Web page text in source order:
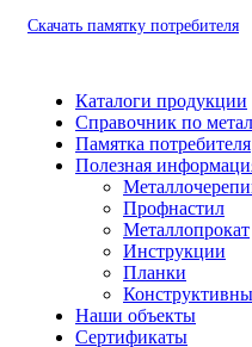
Скачать памятку потребителя
Каталоги продукции
Справочник по
Памятка потребителя
Полезная
Профнастил
Металлопрокат
Инструкции
Планки
Наши объекты
Сертификаты